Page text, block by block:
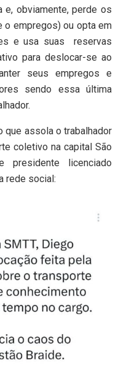
e, obviamente, perde os
empregos) ou opta em
e usa suas reservas
para deslocar-se ao
seus empregos e
sendo essa última
que assola o trabalhador
coletivo na capital São
presidente licenciado
rede social: